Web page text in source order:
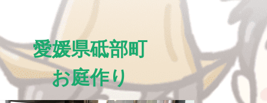
愛媛県砥部町
お庭作り